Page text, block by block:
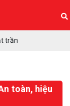
trần
toàn, hiệu